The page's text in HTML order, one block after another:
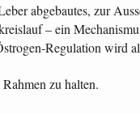
abgebautes, zur
– ein
Regulation wird
zu halten.